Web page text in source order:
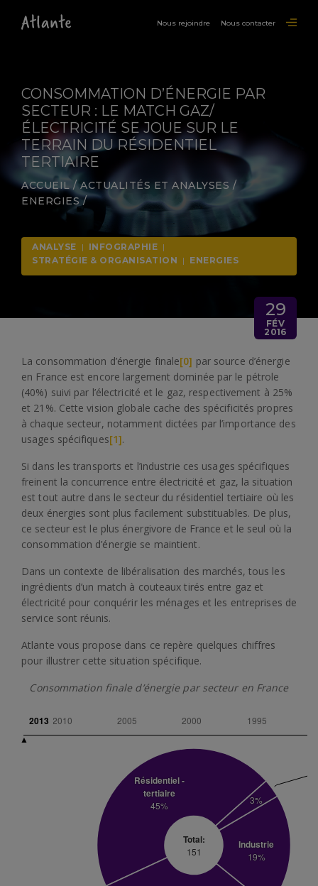
Nous rejoindre Nous contacter
CONSOMMATION D’ÉNERGIE PAR
SECTEUR : LE MATCH GAZ/
ÉLECTRICITÉ SE JOUE SUR LE
TERRAIN DU RÉSIDENTIEL
TERTIAIRE
ACCUEIL /ACTUALITÉS ET ANALYSES /
ENERGIES /
ANALYSE | INFOGRAPHIE |
STRATÉGIE & ORGANISATION | ENERGIES
29
FÉV
2016
La consommation d’énergie finale[0] par source d’énergie
en France est encore largement dominée par le pétrole
(40%) suivi par l’électricité et le gaz, respectivement à 25%
et 21%. Cette vision globale cache des spécificités propres
à chaque secteur, notamment dictées par l’importance des
usages spécifiques[1].
Si dans les transports et l’industrie ces usages spécifiques
freinent la concurrence entre électricité et gaz, la situation
est tout autre dans le secteur du résidentiel tertiaire où les
deux énergies sont plus facilement substituables. De plus,
ce secteur est le plus énergivore de France et le seul où la
consommation d’énergie se maintient.
Dans un contexte de libéralisation des marchés, tous les
ingrédients d’un match à couteaux tirés entre gaz et
électricité pour conquérir les ménages et les entreprises de
service sont réunis.
Atlante vous propose dans ce repère quelques chiffres
pour illustrer cette situation spécifique.
Consommation finale d’énergie par secteur en France